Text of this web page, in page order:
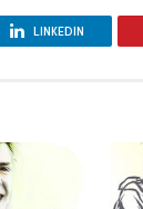
LINKEDIN